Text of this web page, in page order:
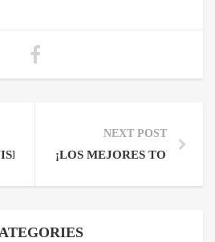
GUIADA PRIVADA DE DÍA
NEXT POST
¡LOS MEJORES TOURS